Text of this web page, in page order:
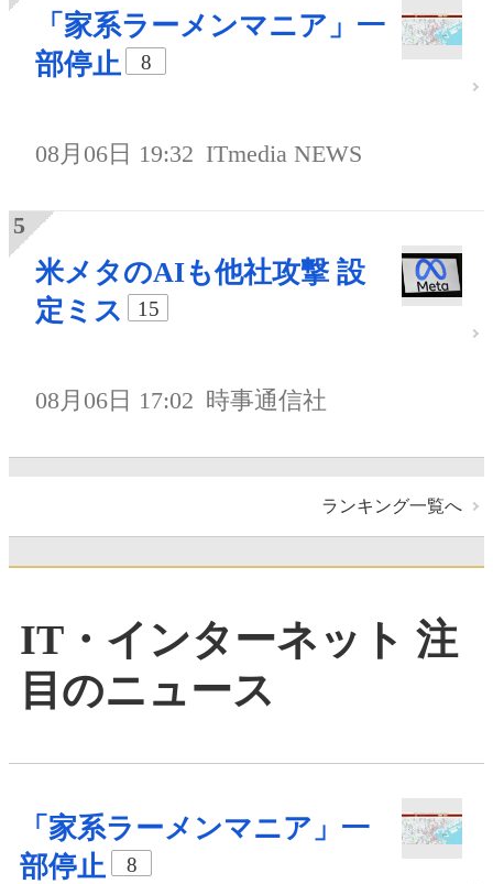
「家系ラーメンマニア」一
部停止
8
08月06日 19:32 ITmedia NEWS
米メタのAIも他社攻撃 設
定ミス
15
08月06日 17:02 時事通信社
ランキング一覧へ
IT・インターネット 注
目のニュース
「家系ラーメンマニア」一
部停止
8